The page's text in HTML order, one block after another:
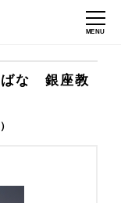
MENU
な 銀座教